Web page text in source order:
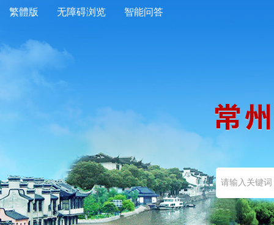
繁體版 无障碍浏览 智能问答